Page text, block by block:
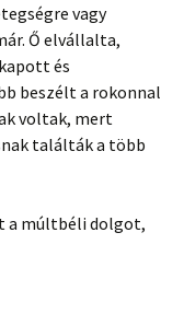
vagy
Ő elvállalta,
és
beszélt a rokonnal
voltak, mert
találták a több
a múltbéli dolgot,